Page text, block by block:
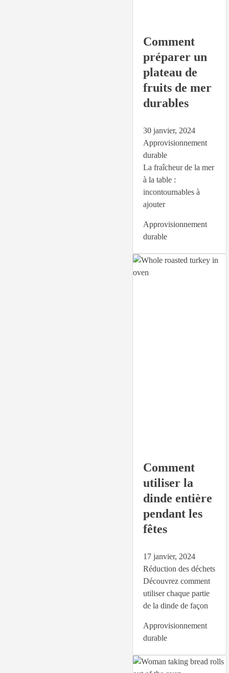
Comment
préparer un
plateau de
fruits de mer
durables
30 janvier, 2024
Approvisionnement
durable
La fraîcheur de la mer
à la table :
incontournables à
ajouter
Approvisionnement
durable
Comment
utiliser la
dinde entière
pendant les
fêtes
17 janvier, 2024
Réduction des déchets
Découvrez comment
utiliser chaque partie
de la dinde de façon
Approvisionnement
durable